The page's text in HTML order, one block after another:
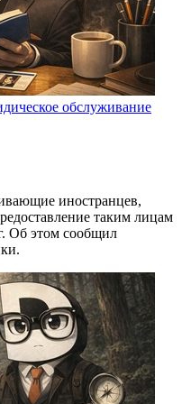
обслуживание
иностранцев,
таким лицам
Об этом сообщил